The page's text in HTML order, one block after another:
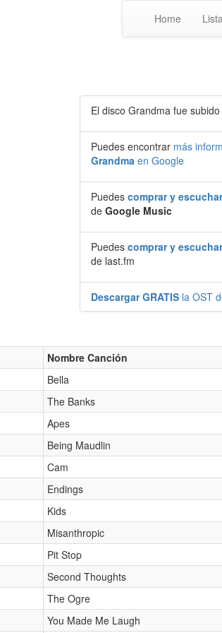
Home
El disco Grandma fue
Puedes encontrar más
Grandma en Google
Puedes comprar y
de Google Music
Puedes comprar y
de last.fm
Descargar GRATIS la OST
Nombre Canción
Bella
The Banks
Apes
Being Maudlin
Cam
Endings
Kids
Misanthropic
Pit Stop
Second Thoughts
The Ogre
You Made Me Laugh